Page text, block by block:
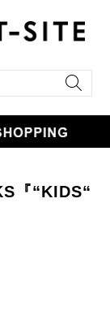
『“KIDS“